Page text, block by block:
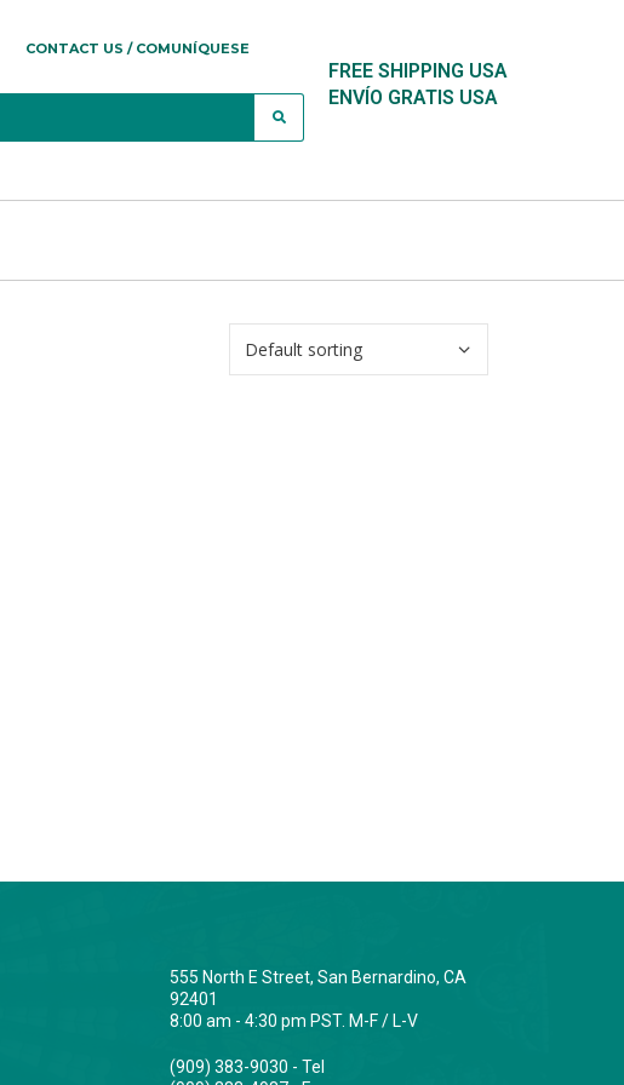
CONTACT US / COMUNÍQUESE
FREE SHIPPING USA
ENVÍO GRATIS USA
555 North E Street, San Bernardino, CA
92401
8:00 am - 4:30 pm PST. M-F / L-V
(909) 383-9030 - Tel